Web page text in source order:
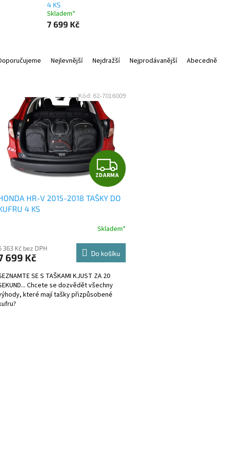
4 KS
Skladem*
7 699 Kč
Nejlevnější Nejdražší Nejprodávanější Abecedně
Z
D
A
R
M
A
ZDARMA
HR-V 2015-2018 TAŠKY DO
4 KS
Skladem*
363 Kč bez DPH
699 Kč Do košíku
SE S TAŠKAMI KJUST ZA 20
Chcete se dozvědět všechny
které mají tašky přizpůsobené
Kód: 62-7016009